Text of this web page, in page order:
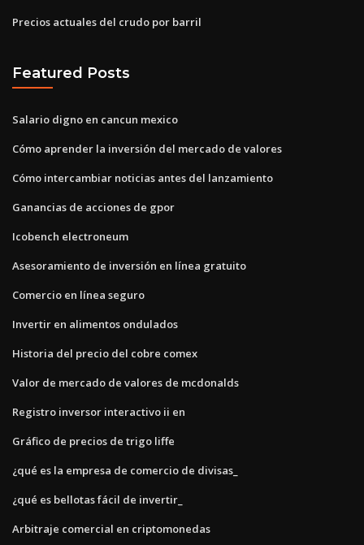
Precios actuales del crudo por barril
Featured Posts
Salario digno en cancun mexico
Cómo aprender la inversión del mercado de valores
Cómo intercambiar noticias antes del lanzamiento
Ganancias de acciones de gpor
Icobench electroneum
Asesoramiento de inversión en línea gratuito
Comercio en línea seguro
Invertir en alimentos ondulados
Historia del precio del cobre comex
Valor de mercado de valores de mcdonalds
Registro inversor interactivo ii en
Gráfico de precios de trigo liffe
¿qué es la empresa de comercio de divisas_
¿qué es bellotas fácil de invertir_
Arbitraje comercial en criptomonedas